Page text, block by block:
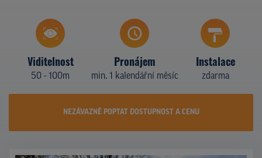
TYPY NOSIČŮ
Z PRAXE
PROMO AKCE
Viditelnost
50 - 100m
Pronájem
min. 1 kalendářní měsíc
Instalace
zdarma
NEZÁVAZNĚ POPTAT DOSTUPNOST A CENU